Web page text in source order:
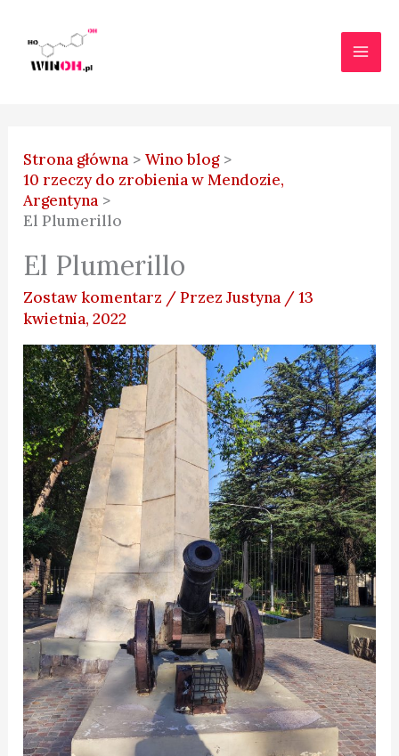
treści
Strona główna
Wino blog
10 rzeczy do zrobienia w Mendozie,
Argentyna
El Plumerillo
El Plumerillo
Zostaw komentarz / PrzezJustyna /13
kwietnia, 2022